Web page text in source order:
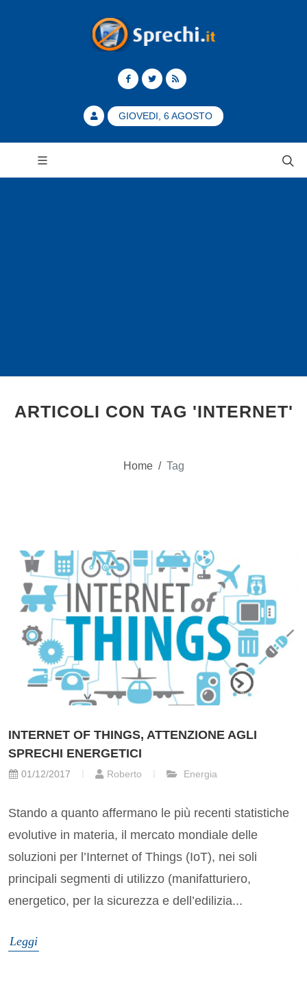
GIOVEDI, 6 AGOSTO
ARTICOLI CON TAG 'INTERNET'
Home / Tag
INTERNET OF THINGS, ATTENZIONE AGLI
SPRECHI ENERGETICI
01/12/2017 Roberto Energia
Stando a quanto affermano le più recenti statistiche
evolutive in materia, il mercato mondiale delle
soluzioni per l’Internet of Things (IoT), nei soli
principali segmenti di utilizzo (manifatturiero,
energetico, per la sicurezza e dell’edilizia...
Leggi